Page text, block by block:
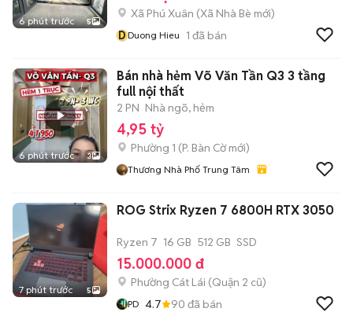
6 phút trước 5
Xã Phú Xuân (Xã Nhà Bè mới)
DDuong Hieu 1 đã bán
6 phút trước 3
Bán nhà hẻm Võ Văn Tần Q3 3 tầng
full nội thất
2 PN Nhà ngõ, hẻm
4,95 tỷ
Phường 1 (P. Bàn Cờmới)
Thương Nhà Phố Trung Tâm
7 phút trước 5
ROG Strix Ryzen 7 6800H RTX 3050
Ryzen 7 16 GB 512 GB SSD
15.000.000 đ
Phường Cát Lái (Quận 2 cũ)
PD 4.7 90 đã bán